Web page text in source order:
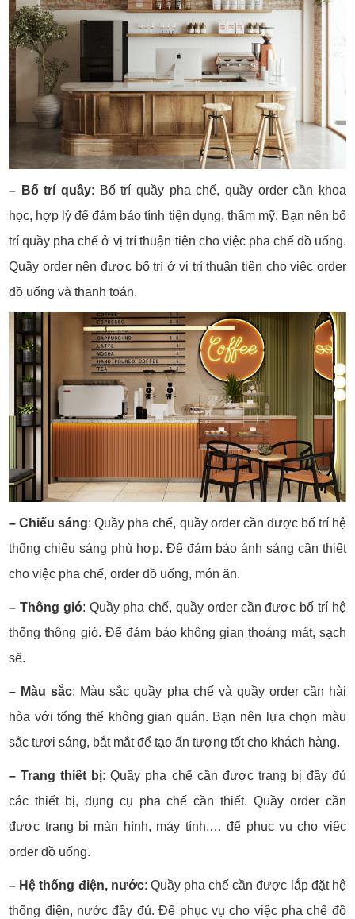
– Bố trí quầy: Bố trí quầy pha chế, quầy order cần khoa
học, hợp lý để đảm bảo tính tiện dụng, thẩm mỹ. Bạn nên bố
trí quầy pha chế ở vị trí thuận tiện cho việc pha chế đồ uống.
Quầy order nên được bố trí ở vị trí thuận tiện cho việc order
đồ uống và thanh toán.
– Chiếu sáng: Quầy pha chế, quầy order cần được bố trí hệ
thống chiếu sáng phù hợp. Để đảm bảo ánh sáng cần thiết
cho việc pha chế, order đồ uống, món ăn.
– Thông gió: Quầy pha chế, quầy order cần được bố trí hệ
thống thông gió. Để đảm bảo không gian thoáng mát, sạch
sẽ.
– Màu sắc: Màu sắc quầy pha chế và quầy order cần hài
hòa với tổng thể không gian quán. Bạn nên lựa chọn màu
sắc tươi sáng, bắt mắt để tạo ấn tượng tốt cho khách hàng.
– Trang thiết bị: Quầy pha chế cần được trang bị đầy đủ
các thiết bị, dụng cụ pha chế cần thiết. Quầy order cần
được trang bị màn hình, máy tính,… để phục vụ cho việc
order đồ uống.
– Hệ thống điện, nước: Quầy pha chế cần được lắp đặt hệ
thống điện, nước đầy đủ. Để phục vụ cho việc pha chế đồ